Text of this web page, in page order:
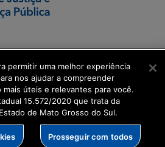
permitir uma melhor experiência
nos ajudar a compreender
mais úteis e relevantes para você.
15.572/2020 que trata da
de Mato Grosso do Sul.
Prosseguir com todos